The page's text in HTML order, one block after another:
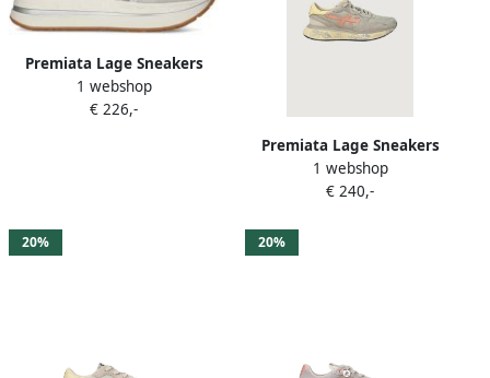
Premiata Lage Sneakers
BETHCOIN 8148
1 webshop
€ 226,-
Premiata Lage Sneakers
LAURYN 8184
1 webshop
€ 240,-
20% 20%